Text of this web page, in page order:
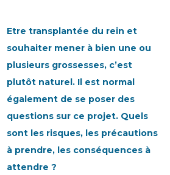
Etre transplantée du rein et
souhaiter mener à bien une ou
plusieurs grossesses, c’est
plutôt naturel. Il est normal
également de se poser des
questions sur ce projet. Quels
sont les risques, les précautions
à prendre, les conséquences à
attendre ?